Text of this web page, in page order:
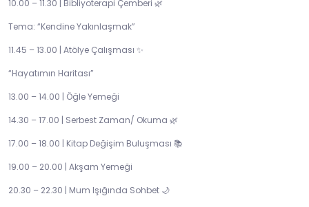
10.00 – 11.30 | Bibliyoterapi Çemberi 🌿
Tema: “Kendine Yakınlaşmak”
11.45 – 13.00 | Atölye Çalışması ✨
“Hayatımın Haritası”
13.00 – 14.00 | Öğle Yemeği
14.30 – 17.00 | Serbest Zaman/ Okuma 🌿
17.00 – 18.00 | Kitap Değişim Buluşması 📚
19.00 – 20.00 | Akşam Yemeği
20.30 – 22.30 | Mum Işığında Sohbet 🌙